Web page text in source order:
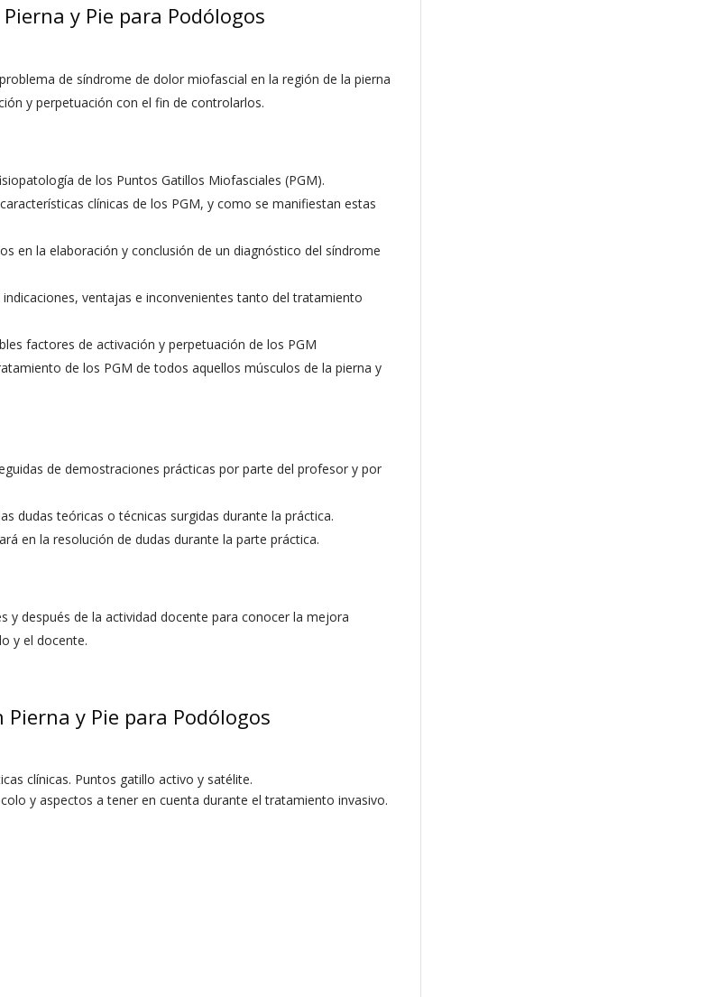
y Pie para Podólogos
de síndrome de dolor miofascial en la región de la pierna
y perpetuación con el fin de controlarlos.
de los Puntos Gatillos Miofasciales (PGM).
clínicas de los PGM, y como se manifiestan estas
en la elaboración y conclusión de un diagnóstico del síndrome
ventajas e inconvenientes tanto del tratamiento
factores de activación y perpetuación de los PGM
de los PGM de todos aquellos músculos de la pierna y
de demostraciones prácticas por parte del profesor y por
dudas teóricas o técnicas surgidas durante la práctica.
en la resolución de dudas durante la parte práctica.
y después de la actividad docente para conocer la mejora
y el docente.
y Pie para Podólogos
clínicas. Puntos gatillo activo y satélite.
y aspectos a tener en cuenta durante el tratamiento invasivo.